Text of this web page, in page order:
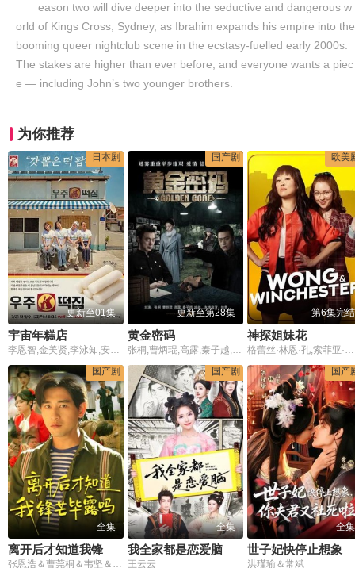
eason two will dive deeper into the seductive and dangerous w
orld of Kings Cross, Sydney, as Ibrahim expands his empire into the
booming queer nightclub scene in the ecstasy-fuelled early 2000s.
The stakes are higher than ever before, and everyone wants a piec
e — including John’s two younger brothers.
为你推荐
日本剧
更新至01集
宇宙年糕店
李恩智,金美贤,李泳知,安宥真
国产剧
更新至第28集
黄金密码
张桐,曹炳琨,高露,秦子越,姬他,李洪涛
欧美
第6集完结
神探姐妹花
格蕾丝·林恩·孔,索菲亚·班茨哈夫,乔·柯布登,安东尼·莱姆克
国产剧
全集
张恩浩＆曹莞桐＆韦坚＆张沐晗
国产剧
全集
我全家都是恋爱脑
王云云
国产
全集
洪瑾瑜＆常斌